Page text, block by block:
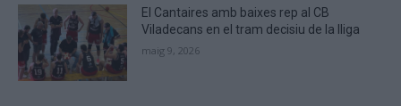
El Cantaires amb baixes rep al CB
Viladecans en el tram decisiu de la lliga
maig 9, 2026